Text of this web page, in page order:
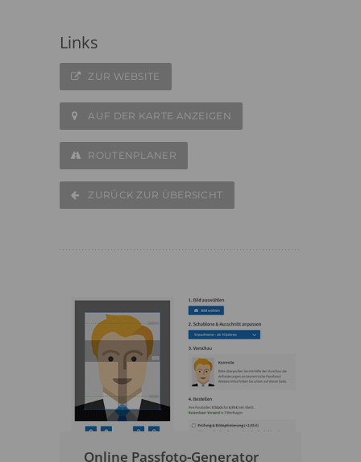
Links
ZUR WEBSITE
AUF DER KARTE ANZEIGEN
ROUTENPLANER
ZURÜCK ZUR ÜBERSICHT
Online Passfoto-Generator